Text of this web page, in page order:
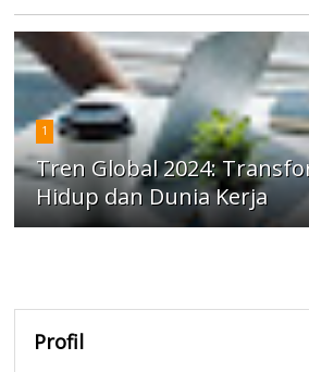
1
Tren Global 2024:
Hidup dan Dunia Kerja
Profil